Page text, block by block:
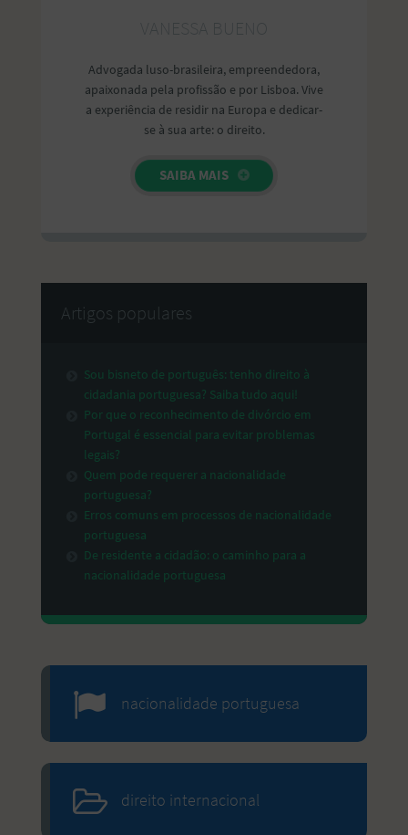
Advogada luso-brasileira, empreendedora,
apaixonada pela profissão e por Lisboa. Vive
a experiência de residir na Europa e dedicar-
se à sua arte: o direito.
SAIBA MAIS
Artigos populares
Sou bisneto de português: tenho direito à
cidadania portuguesa? Saiba tudo aqui!
Por que o reconhecimento de divórcio em
Portugal é essencial para evitar problemas
legais?
Quem pode requerer a nacionalidade
portuguesa?
Erros comuns em processos de nacionalidade
portuguesa
De residente a cidadão: o caminho para a
nacionalidade portuguesa
nacionalidade portuguesa
direito internacional